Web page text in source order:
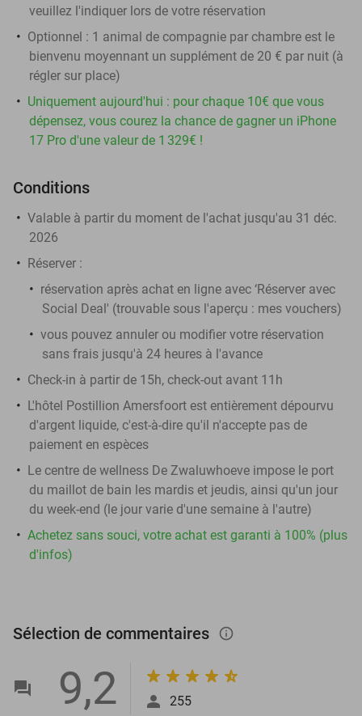
veuillez l'indiquer lors de votre réservation
Optionnel : 1 animal de compagnie par chambre est le
bienvenu moyennant un supplément de 20 € par nuit (à
régler sur place)
Uniquement aujourd'hui : pour chaque 10€ que vous
dépensez, vous courez la chance de gagner un iPhone
17 Pro d'une valeur de 1 329€ !
Conditions
Valable à partir du moment de l'achat jusqu'au 31 déc.
2026
Réserver :
réservation après achat en ligne avec ‘Réserver avec
Social Deal' (trouvable sous l'aperçu : mes vouchers)
vous pouvez annuler ou modifier votre réservation
sans frais jusqu'à 24 heures à l'avance
Check-in à partir de 15h, check-out avant 11h
L'hôtel Postillion Amersfoort est entièrement dépourvu
d'argent liquide, c'est-à-dire qu'il n'accepte pas de
paiement en espèces
Le centre de wellness De Zwaluwhoeve impose le port
du maillot de bain les mardis et jeudis, ainsi qu'un jour
du week-end (le jour varie d'une semaine à l'autre)
Achetez sans souci, votre achat est garanti à 100% (plus
d'infos)
Sélection de commentaires info_outlined
9,2 255